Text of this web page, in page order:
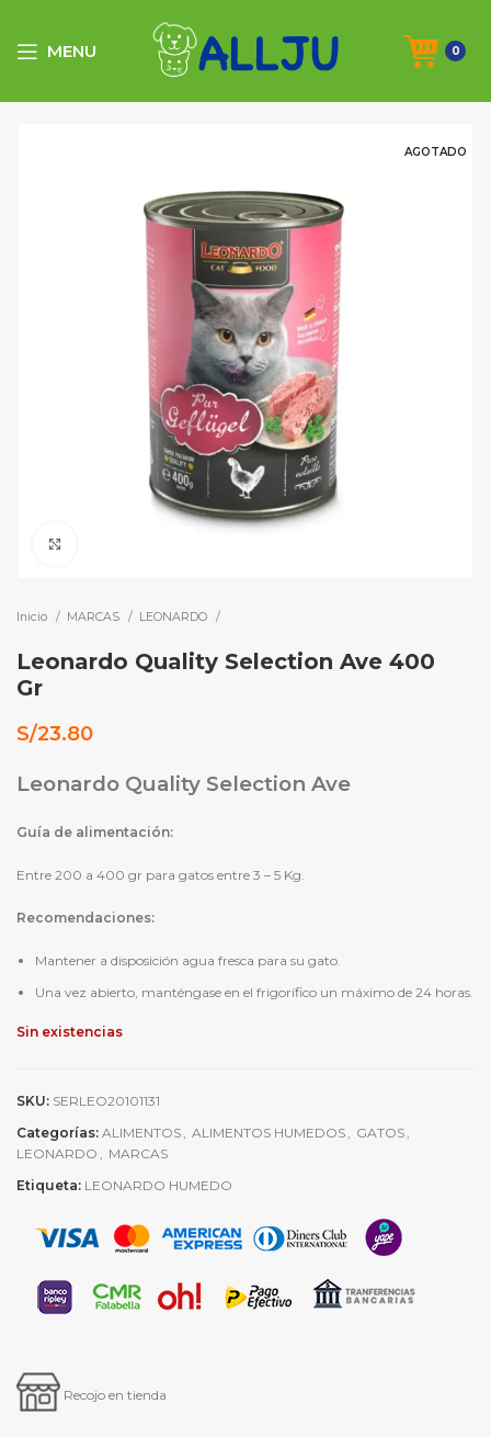
MENU 0
AGOTADO
Inicio MARCAS LEONARDO
Leonardo Quality Selection Ave 400
Gr
S/23.80
Leonardo Quality Selection Ave
Guía de alimentación:
Entre 200 a 400 gr para gatos entre 3 – 5 Kg.
Recomendaciones:
Mantener a disposición agua fresca para su gato.
Una vez abierto, manténgase en el frigorífico un máximo de 24 horas.
Sin existencias
SKU: SERLEO20101131
Categorías: ALIMENTOS , ALIMENTOS HUMEDOS , GATOS ,
LEONARDO , MARCAS
Etiqueta: LEONARDO HUMEDO
Recojo en tienda